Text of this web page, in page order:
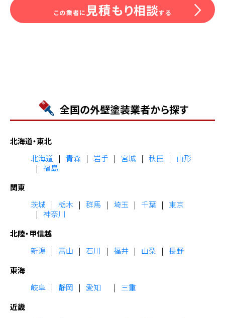
この業者に 見積もり相談する
全国の外壁塗装業者から探す
北海道・東北
北海道
青森 岩手 宮城 秋田
山形
福島
関東
茨城
栃木 群馬 埼玉 千葉
東京
神奈川
北陸・甲信越
新潟
富山 石川 福井 山梨
長野
東海
岐阜
静岡 愛知
三重
近畿